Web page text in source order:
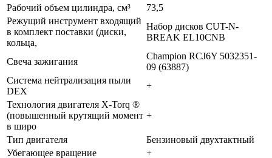
Рабочий объем цилиндра, см³
73,5
Режущий инструмент входящий
в комплект поставки (диски,
кольца,
Набор дисков CUT-N-
BREAK EL10CNB
Свеча зажигания
Champion RCJ6Y 5032351-
09 (63887)
Система нейтрализация пыли
DEX
+
Технология двигателя X-Torq ®
(повышенный крутящий момент
в широ
+
Тип двигателя
Бензиновый двухтактный
Убегающее вращение
+